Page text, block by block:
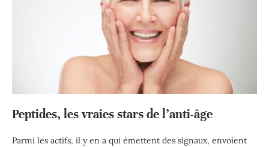
Peptides, les vraies stars de l’anti-âge
Parmi les actifs, il y en a qui émettent des signaux, envoient